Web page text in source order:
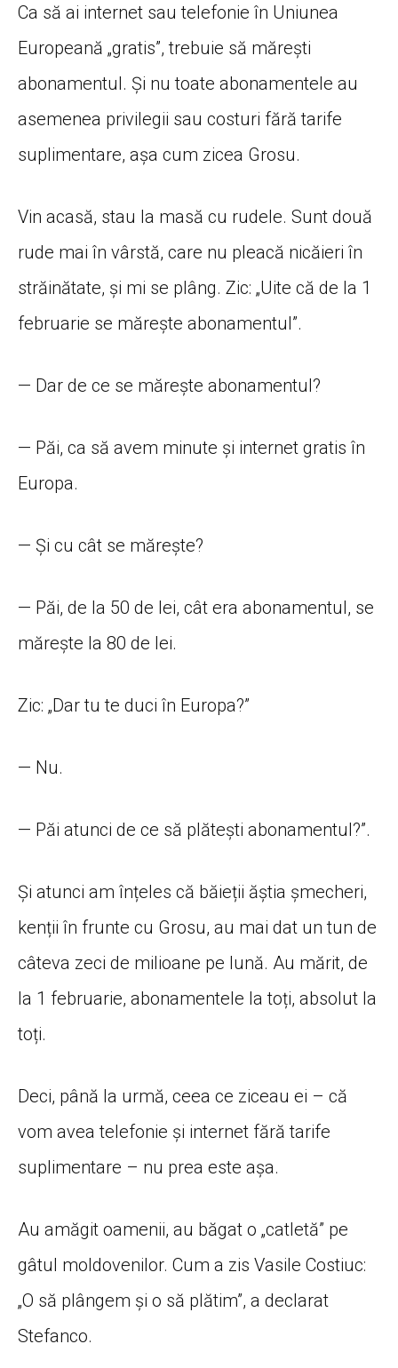
Ca să ai internet sau telefonie în Uniunea
Europeană „gratis”, trebuie să mărești
abonamentul. Și nu toate abonamentele au
asemenea privilegii sau costuri fără tarife
suplimentare, așa cum zicea Grosu.
Vin acasă, stau la masă cu rudele. Sunt două
rude mai în vârstă, care nu pleacă nicăieri în
străinătate, și mi se plâng. Zic: „Uite că de la 1
februarie se mărește abonamentul”.
— Dar de ce se mărește abonamentul?
— Păi, ca să avem minute și internet gratis în
Europa.
— Și cu cât se mărește?
— Păi, de la 50 de lei, cât era abonamentul, se
mărește la 80 de lei.
Zic: „Dar tu te duci în Europa?”
— Nu.
— Păi atunci de ce să plătești abonamentul?”.
Și atunci am înțeles că băieții ăștia șmecheri,
kenții în frunte cu Grosu, au mai dat un tun de
câteva zeci de milioane pe lună. Au mărit, de
la 1 februarie, abonamentele la toți, absolut la
toți.
Deci, până la urmă, ceea ce ziceau ei – că
vom avea telefonie și internet fără tarife
suplimentare – nu prea este așa.
Au amăgit oamenii, au băgat o „catletă” pe
gâtul moldovenilor. Cum a zis Vasile Costiuc:
„O să plângem și o să plătim”, a declarat
Stefanco.